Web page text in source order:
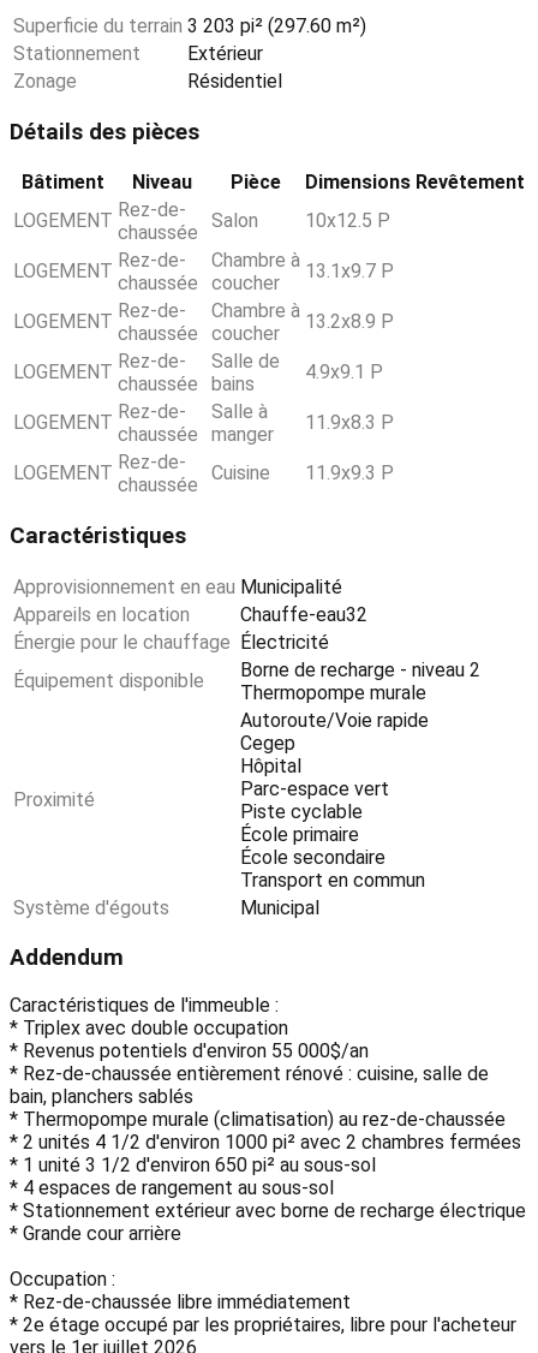
Superficie du terrain 3 203 pi² (297.60 m²)
Stationnement
Extérieur
Zonage
Résidentiel
Détails des pièces
Bâtiment Niveau Pièce Dimensions Revêtement
LOGEMENT Rez-de-
chaussée
Salon 10x12.5 P
LOGEMENT Rez-de-
chaussée
Chambre à
coucher
13.1x9.7 P
LOGEMENT Rez-de-
chaussée
Chambre à
coucher
13.2x8.9 P
LOGEMENT Rez-de-
chaussée
Salle de
bains
4.9x9.1 P
LOGEMENT Rez-de-
chaussée
Salle à
manger
11.9x8.3 P
LOGEMENT Rez-de-
chaussée
Cuisine 11.9x9.3 P
Caractéristiques
Approvisionnement en eau Municipalité
Appareils en location
Chauffe-eau32
Énergie pour le chauffage Électricité
Équipement disponible
Borne de recharge - niveau 2
Thermopompe murale
Proximité
Autoroute/Voie rapide
Cegep
Hôpital
Parc-espace vert
Piste cyclable
École primaire
École secondaire
Transport en commun
Système d'égouts
Municipal
Addendum
Caractéristiques de l'immeuble :
* Triplex avec double occupation
* Revenus potentiels d'environ 55 000$/an
* Rez-de-chaussée entièrement rénové : cuisine, salle de
bain, planchers sablés
* Thermopompe murale (climatisation) au rez-de-chaussée
* 2 unités 4 1/2 d'environ 1000 pi² avec 2 chambres fermées
* 1 unité 3 1/2 d'environ 650 pi² au sous-sol
* 4 espaces de rangement au sous-sol
* Stationnement extérieur avec borne de recharge électrique
* Grande cour arrière
Occupation :
* Rez-de-chaussée libre immédiatement
* 2e étage occupé par les propriétaires, libre pour l'acheteur
vers le 1er juillet 2026